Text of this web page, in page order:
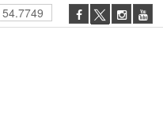
54.7749